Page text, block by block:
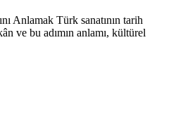
Anlamak Türk sanatının tarih
ve bu adımın anlamı, kültürel